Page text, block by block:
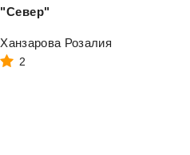
"Север"
Ханзарова Розалия
2